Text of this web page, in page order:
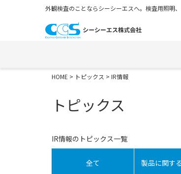
外観検査のことならシーシーエスへ。検査用照明
HOME > トピックス > IR情報
トピックス
IR情報のトピックス一覧
全て 製品に関す